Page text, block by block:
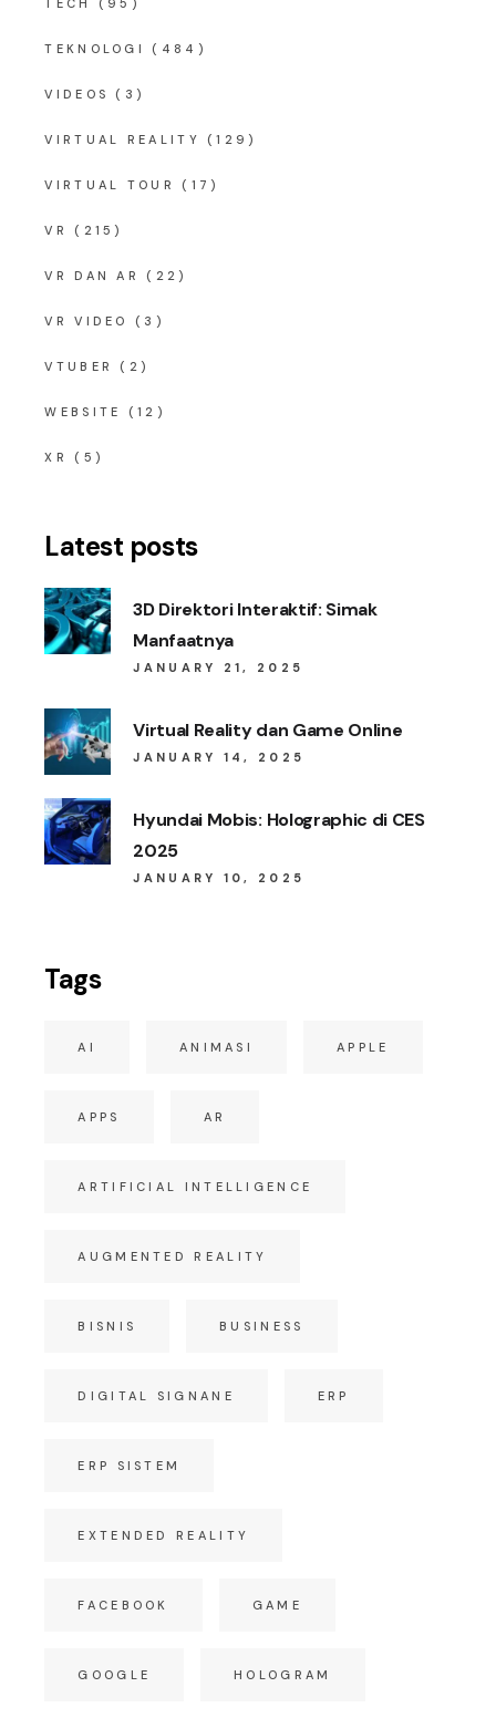
TEKNOLOGI (484)
VIDEOS (3)
VIRTUAL REALITY (129)
VIRTUAL TOUR (17)
VR (215)
VR DAN AR (22)
VR VIDEO (3)
VTUBER (2)
WEBSITE (12)
XR (5)
Latest posts
3D Direktori Interaktif: Simak
Manfaatnya
JANUARY 21, 2025
Virtual Reality dan Game Online
JANUARY 14, 2025
Hyundai Mobis: Holographic di CES
2025
JANUARY 10, 2025
Tags
AI ANIMASI APPLE
APPS AR
ARTIFICIAL INTELLIGENCE
AUGMENTED REALITY
BISNIS BUSINESS
DIGITAL SIGNANE ERP
ERP SISTEM
EXTENDED REALITY
FACEBOOK GAME
GOOGLE HOLOGRAM